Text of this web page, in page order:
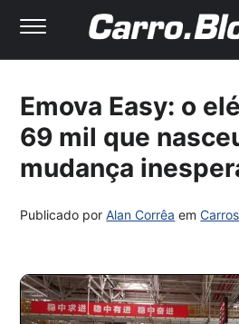
Emova Easy: o
69 mil que
mudança
Publicado porAlan Corrêa emCarros